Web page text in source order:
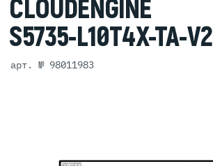
CLOUDENGINE
S5735-L10T4X-TA-V2
арт. № 98011983